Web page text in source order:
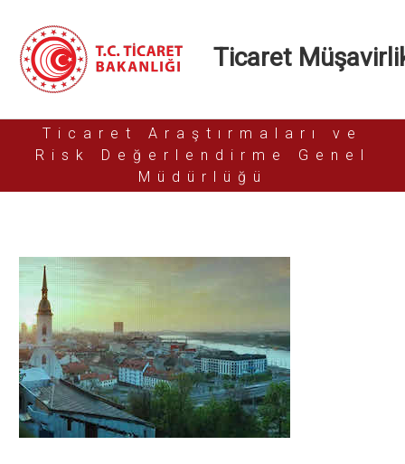
Ticaret
Ticaret Araştırmaları ve
Risk Değerlendirme Genel
Müdürlüğü